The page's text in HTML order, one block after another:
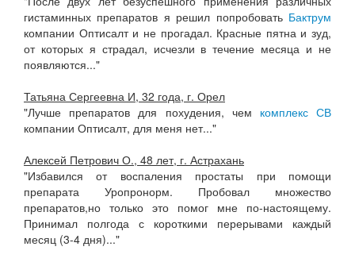
гистаминных препаратов я решил попробовать Бактрум
компании Оптисалт и не прогадал. Красные пятна и зуд,
от которых я страдал, исчезли в течение месяца и не
появляются..."
Татьяна Сергеевна И, 32 года, г. Орел
"Лучше препаратов для похудения, чем комплекс СВ
компании Оптисалт, для меня нет..."
Алексей Петрович О., 48 лет, г. Астрахань
"Избавился от воспаления простаты при помощи
препарата Уропронорм. Пробовал множество
препаратов,но только это помог мне по-настоящему.
Принимал полгода с короткими перерывами каждый
месяц (3-4 дня)..."